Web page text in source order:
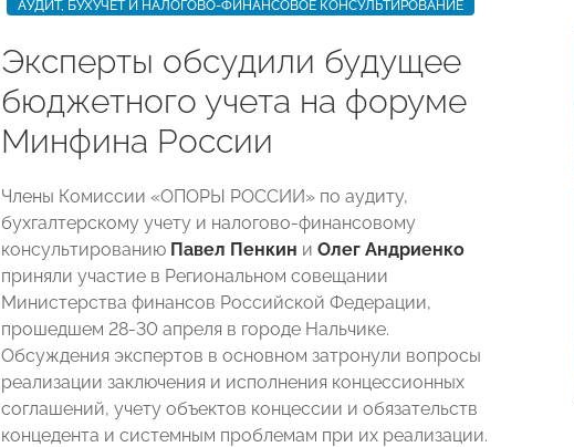
АУДИТ, БУХУЧЕТ И НАЛОГОВО-ФИНАНСОВОЕ КОНСУЛЬТИРОВАНИЕ
Эксперты обсудили будущее
бюджетного учета на форуме
Минфина России
Члены Комиссии «ОПОРЫ РОССИИ» по аудиту,
бухгалтерскому учету и налогово-финансовому
консультированию Павел Пенкин и Олег Андриенко
приняли участие в Региональном совещании
Министерства финансов Российской Федерации,
прошедшем 28-30 апреля в городе Нальчике.
Обсуждения экспертов в основном затронули вопросы
реализации заключения и исполнения концессионных
соглашений, учету объектов концессии и обязательств
концедента и системным проблемам при их реализации.